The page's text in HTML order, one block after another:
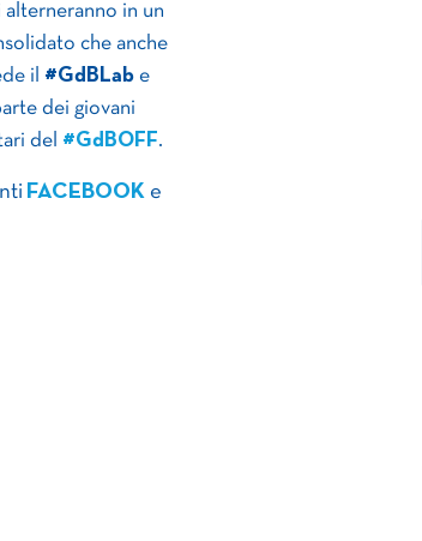
in un
che anche
il #GdBLab e
dei giovani
del #GdBOFF.
FACEBOOK e